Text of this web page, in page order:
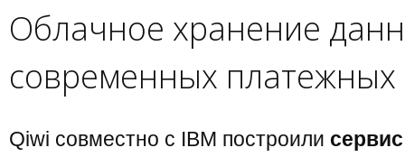
Облачное хранение
современных платежных
Qiwi совместно с IBM построили